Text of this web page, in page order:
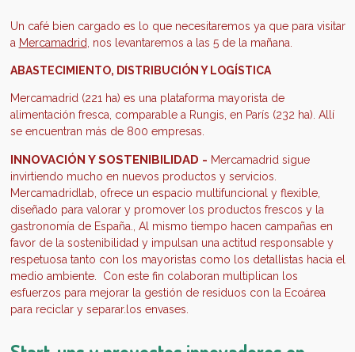
Un café bien cargado es lo que necesitaremos ya que para visitar
a Mercamadrid , nos levantaremos a las 5 de la mañana.
ABASTECIMIENTO, DISTRIBUCIÓN Y LOGÍSTICA
Mercamadrid (221 ha) es una plataforma mayorista de
alimentación fresca, comparable a Rungis, en París (232 ha). Allí
se encuentran más de 800 empresas.
INNOVACIÓN Y SOSTENIBILIDAD - Mercamadrid sigue
invirtiendo mucho en nuevos productos y servicios.
Mercamadrid lab , ofrece un espacio multifuncional y flexible,
diseñado para valorar y promover los productos frescos y la
gastronomía de España.
, Al mismo tiempo hacen campañas en
favor de la sostenibilidad y impulsan una actitud responsable y
respetuosa tanto con los mayoristas como los detallistas hacia el
medio ambiente. Con este fin colaboran multiplican los
esfuerzos para mejorar la gestión de residuos con la Ecoárea
para reciclar y separar.los envases.